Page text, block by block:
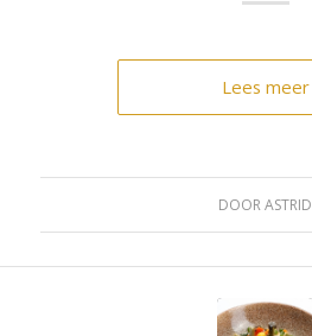
Lees meer
DOORASTRID